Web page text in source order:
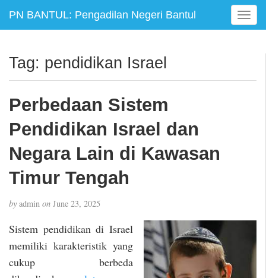
PN BANTUL: Pengadilan Negeri Bantul
T
o
e
Tag: pendidikan Israel
Perbedaan Sistem
Pendidikan Israel dan
Negara Lain di Kawasan
Timur Tengah
by admin on June 23, 2025
Sistem pendidikan di Israel
memiliki karakteristik yang
cukup berbeda